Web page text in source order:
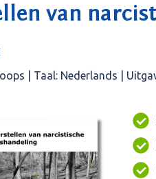
van
| Taal: Nederlands |